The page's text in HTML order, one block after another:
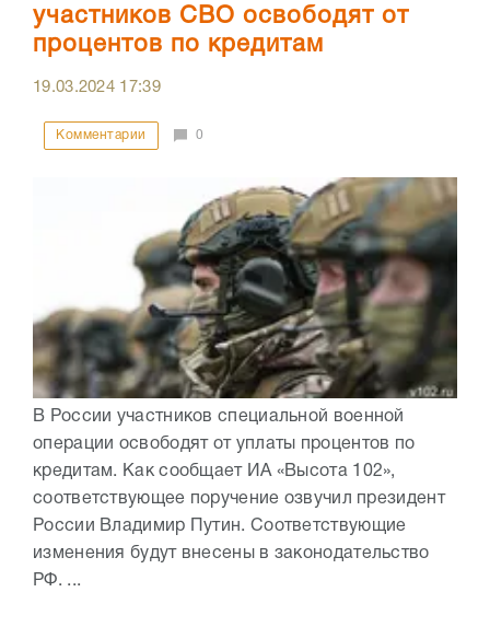
участников СВО освободят от
процентов по кредитам
19.03.2024 17:39
Комментарии 0
В России участников специальной военной
операции освободят от уплаты процентов по
кредитам. Как сообщает ИА «Высота 102»,
соответствующее поручение озвучил президент
России Владимир Путин. Соответствующие
изменения будут внесены в законодательство
РФ. ...